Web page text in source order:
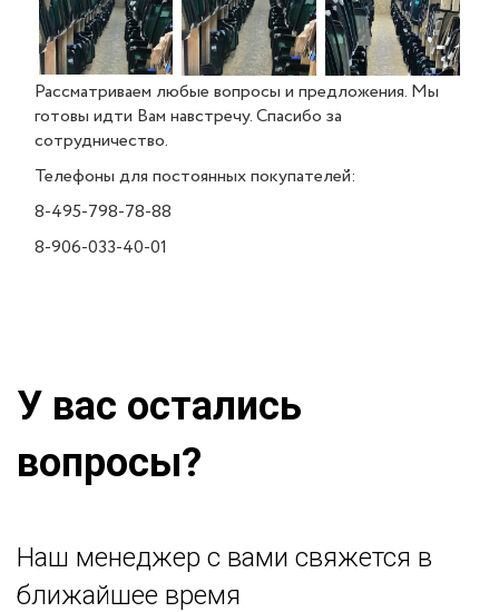
Рассматриваем любые вопросы и предложения. Мы
готовы идти Вам навстречу. Спасибо за
сотрудничество.
Телефоны для постоянных покупателей:
8-495-798-78-88
8-906-033-40-01
У вас остались
вопросы?
Наш менеджер с вами свяжется в
ближайшее время